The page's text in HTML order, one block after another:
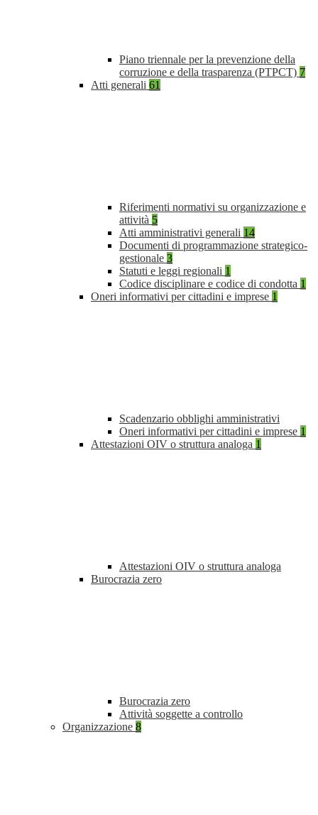
Piano triennale per la prevenzione della
corruzione e della trasparenza (PTPCT) 7
Atti generali 61
Riferimenti normativi su organizzazione e
attività 5
Atti amministrativi generali 14
Documenti di programmazione strategico-
gestionale 3
Statuti e leggi regionali 1
Codice disciplinare e codice di condotta 1
Oneri informativi per cittadini e imprese 1
Scadenzario obblighi amministrativi
Oneri informativi per cittadini e imprese 1
Attestazioni OIV o struttura analoga 1
Attestazioni OIV o struttura analoga
Burocrazia zero
Burocrazia zero
Attività soggette a controllo
Organizzazione 8